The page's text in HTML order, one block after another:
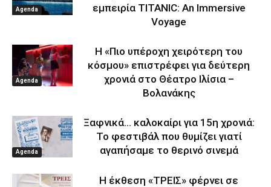
Agenda
εμπειρία TITANIC: An Immersive
Voyage
Agenda
Η «Πιο υπέροχη χειρότερη του
κόσμου» επιστρέφει για δεύτερη
χρονιά στο Θέατρο Ιλίσια –
Βολανάκης
Agenda
Ξαφνικά… καλοκαίρι για 15η χρονιά:
Το φεστιβάλ που θυμίζει γιατί
αγαπήσαμε το θερινό σινεμά
Η έκθεση «ΤΡΕΙΣ» φέρνει σε